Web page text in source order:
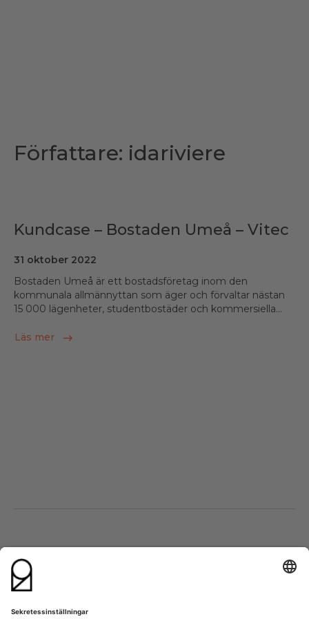
Författare: idariviere
Kundcase – Bostaden Umeå – Vitec
31 oktober 2022
Bostaden Umeå är ett bostadsföretag inom den
kommunala allmännyttan som äger och förvaltar nästan
15 000 lägenheter, studentbostäder och kommersiella...
Läs mer